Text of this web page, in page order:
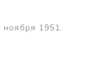
ноября 1951.